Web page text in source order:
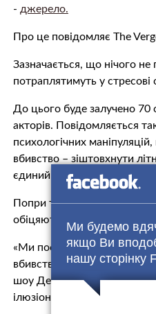
Ми будемо
якщо Ви
нашу сторінку
- джерело.
Про це повідомляє The
Зазначається, що нічого
потраплятимуть у стресові
До цього буде залучено 70
акторів. Повідомляється
психологічних
вбивство – зіштовхнути
єдиний їхній вибір.
Попри те, наголошується,
обіцяють не допустити
«Ми поставили просте
вбивство під соціальним
шоу Деррен Браун, який
ілюзіоністом».